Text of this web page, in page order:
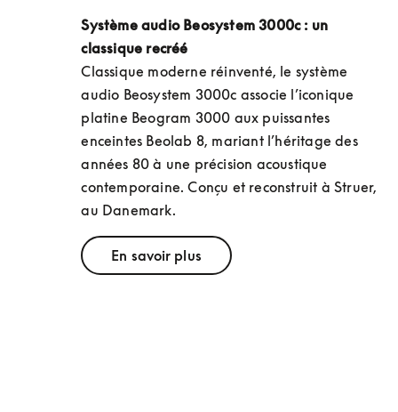
Système audio Beosystem 3000c : un
classique recréé
Classique moderne réinventé, le système
audio Beosystem 3000c associe l’iconique
platine Beogram 3000 aux puissantes
enceintes Beolab 8, mariant l’héritage des
années 80 à une précision acoustique
contemporaine. Conçu et reconstruit à Struer,
au Danemark.
En savoir plus